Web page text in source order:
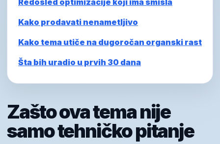
Redosled optimizacije koji ima smisla
Kako prodavati nenametljivo
Kako tema utiče na dugoročan organski rast
Šta bih uradio u prvih 30 dana
Zašto ova tema nije
samo tehničko pitanje